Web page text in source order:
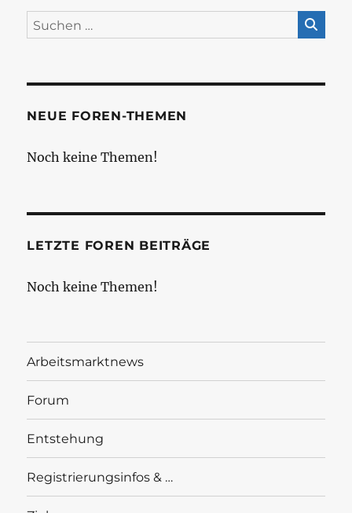
NEUE FOREN-THEMEN
Noch keine Themen!
LETZTE FOREN BEITRÄGE
Noch keine Themen!
Arbeitsmarktnews
Forum
Entstehung
Registrierungsinfos & …